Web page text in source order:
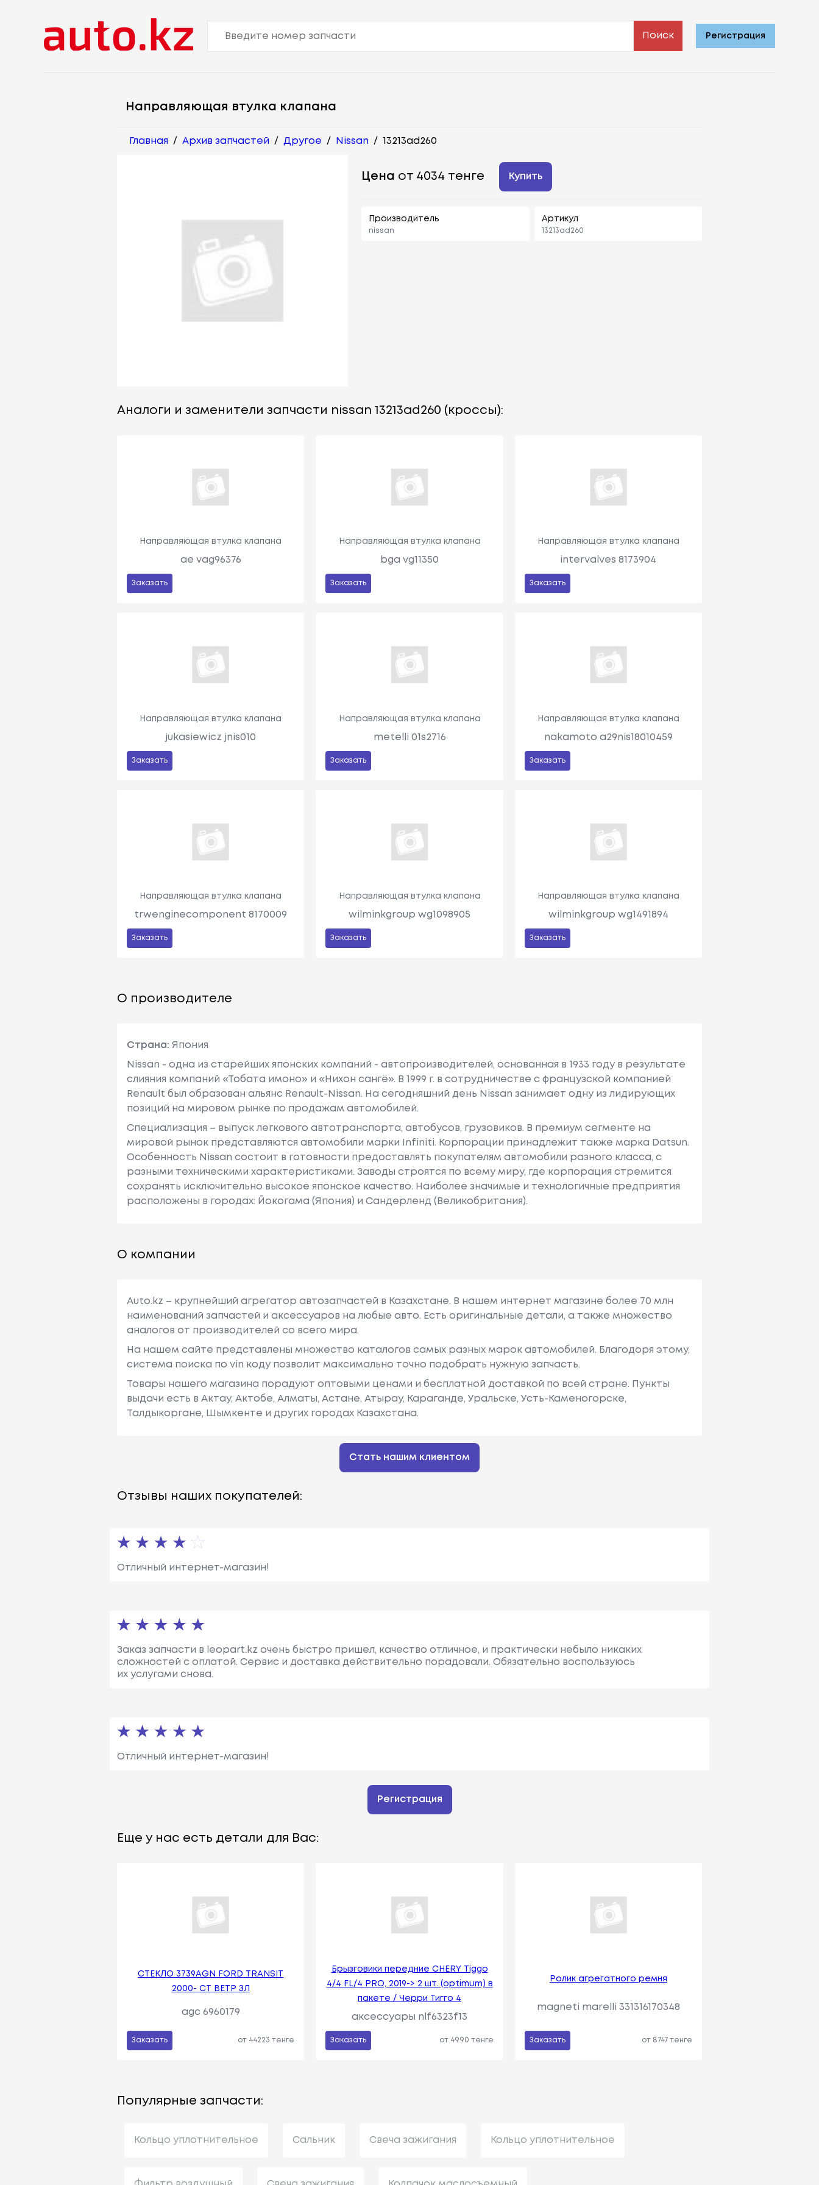
Поиск Регистрация
Направляющая втулка клапана
Главная / Архив запчастей / Другое / Nissan / 13213ad260
Цена от 4034 тенге Купить
Производитель
nissan
Артикул
13213ad260
Аналоги и заменители запчасти nissan 13213ad260 (кроссы):
Направляющая втулка клапана
ae vag96376
Заказать
Направляющая втулка клапана
bga vg11350
Заказать
Направляющая втулка клапана
intervalves 8173904
Заказать
Направляющая втулка клапана
jukasiewicz jnis010
Заказать
Направляющая втулка клапана
metelli 01s2716
Заказать
Направляющая втулка клапана
nakamoto a29nis18010459
Заказать
Направляющая втулка клапана
trwenginecomponent 8170009
Заказать
Направляющая втулка клапана
wilminkgroup wg1098905
Заказать
Направляющая втулка клапана
wilminkgroup wg1491894
Заказать
О производителе
Страна: Япония
Nissan - одна из старейших японских компаний - автопроизводителей, основанная в 1933 году в результате
слияния компаний «Тобата имоно» и «Нихон сангё». В 1999 г. в сотрудничестве с французcкой компанией
Renault был образован альянс Renault-Nissan. На сегодняшний день Nissan занимает одну из лидирующих
позиций на мировом рынке по продажам автомобилей.
Специализация – выпуск легкового автотранспорта, автобусов, грузовиков. В премиум сегменте на
мировой рынок представляются автомобили марки Infiniti. Корпорации принадлежит также марка Datsun.
Особенность Nissan состоит в готовности предоставлять покупателям автомобили разного класса, с
разными техническими характеристиками. Заводы строятся по всему миру, где корпорация стремится
сохранять исключительно высокое японское качество. Наиболее значимые и технологичные предприятия
расположены в городах: Йокогама (Япония) и Сандерленд (Великобритания).
О компании
Auto.kz – крупнейший агрегатор автозапчастей в Казахстане. В нашем интернет магазине более 70 млн
наименований запчастей и аксессуаров на любые авто. Есть оригинальные детали, а также множество
аналогов от производителей со всего мира.
На нашем сайте представлены множество каталогов самых разных марок автомобилей. Благодоря этому,
система поиска по vin коду позволит максимально точно подобрать нужную запчасть.
Товары нашего магазина порадуют оптовыми ценами и бесплатной доставкой по всей стране. Пункты
выдачи есть в Актау, Актобе, Алматы, Астане, Атырау, Караганде, Уральске, Усть-Каменогорске,
Талдыкоргане, Шымкенте и других городах Казахстана.
Стать нашим клиентом
Отзывы наших покупателей:
Отличный интернет-магазин!
Заказ запчасти в leopart.kz очень быстро пришел, качество отличное, и практически небыло никаких
сложностей с оплатой. Сервис и доставка действительно порадовали. Обязательно воспользуюсь
их услугами снова.
Отличный интернет-магазин!
Регистрация
Еще у нас есть детали для Вас:
СТЕКЛО 3739AGN FORD TRANSIT
2000- СТ ВЕТР ЗЛ
agc 6960179
Заказать от 44223 тенге
Брызговики передние CHERY Tiggo
4/4 FL/4 PRO, 2019-> 2 шт. (optimum) в
пакете / Черри Тигго 4
аксессуары nlf6323f13
Заказать от 4990 тенге
Ролик агрегатного ремня
magneti marelli 331316170348
Заказать от 8747 тенге
Популярные запчасти:
Кольцо уплотнительное Сальник Свеча зажигания Кольцо уплотнительное